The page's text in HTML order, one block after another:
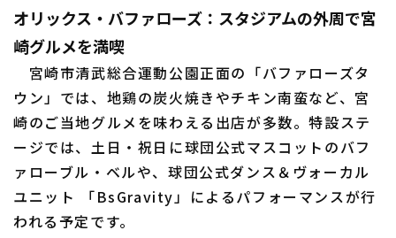
オリックス・バファローズ：スタジアムの外周で宮
崎グルメを満喫
宮崎市清武総合運動公園正面の「バファローズタ
ウン」では、地鶏の炭火焼きやチキン南蛮など、宮
崎のご当地グルメを味わえる出店が多数。特設ステ
ージでは、土日・祝日に球団公式マスコットのバフ
ァローブル・ベルや、球団公式ダンス＆ヴォーカル
ユニット 「BsGravity」によるパフォーマンスが行
われる予定です。